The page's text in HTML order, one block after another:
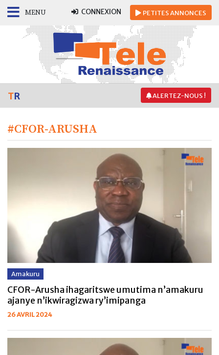
MENU CONNEXION PETITESANNONCES
ALERTEZ-NOUS !
TR
#CFOR-ARUSHA
Amakuru
CFOR-Arusha ihagaritswe umutima n’amakuru
ajanye n’ikwiragizwa ry’imipanga
26 AVRIL 2024